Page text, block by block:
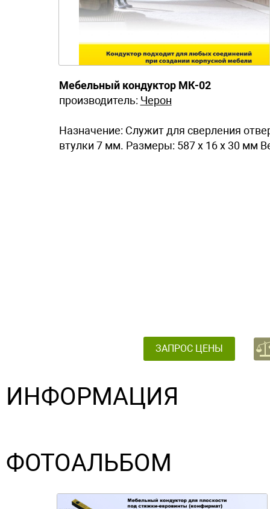
Мебельный кондуктор МК-02
производитель: Черон
Назначение: Служит для сверления
втулки 7 мм. Размеры: 587 x 16 x 30 мм
ЗАПРОС ЦЕНЫ
ИНФОРМАЦИЯ
ФОТОАЛЬБОМ